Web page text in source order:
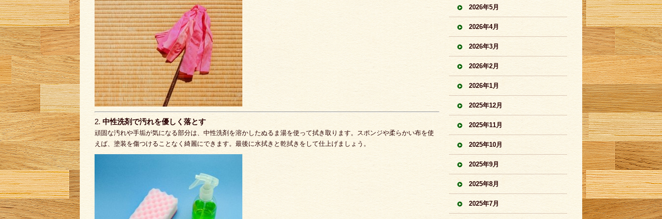
2. 中性洗剤で汚れを優しく落とす
頑固な汚れや手垢が気になる部分は、中性洗剤を溶かしたぬるま湯を使って拭き取ります。スポンジや柔らかい布を使
えば、塗装を傷つけることなく綺麗にできます。最後に水拭きと乾拭きをして仕上げましょう。
2026年5月
2026年4月
2026年3月
2026年2月
2026年1月
2025年12月
2025年11月
2025年10月
2025年9月
2025年8月
2025年7月